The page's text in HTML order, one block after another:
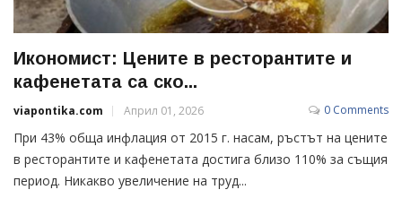
Икономист: Цените в ресторантите и
кафенетата са ско...
viapontika.com Април 01, 2026 0 Comments
При 43% обща инфлация от 2015 г. насам, ръстът на цените
в ресторантите и кафенетата достига близо 110% за същия
период. Никакво увеличение на труд...